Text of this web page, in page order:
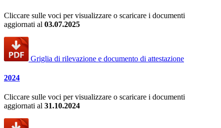
Cliccare sulle voci per visualizzare o scaricare i documenti
aggiornati al 03.07.2025
Griglia di rilevazione e documento di attestazione
2024
Cliccare sulle voci per visualizzare o scaricare i documenti
aggiornati al 31.10.2024